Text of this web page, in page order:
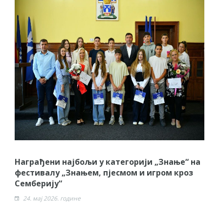
Награђени најбољи у категорији „Знање“ на
фестивалу „Знањем, пјесмом и игром кроз
Семберију“
24. мај 2026. године